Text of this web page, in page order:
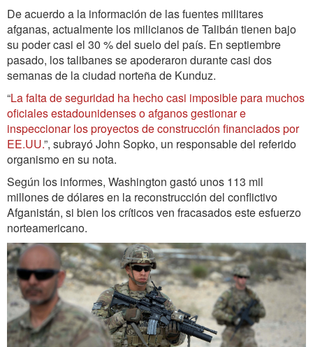
De acuerdo a la información de las fuentes militares
afganas, actualmente los milicianos de Talibán tienen bajo
su poder casi el 30 % del suelo del país. En septiembre
pasado, los talibanes se apoderaron durante casi dos
semanas de la ciudad norteña de Kunduz.
“La falta de seguridad ha hecho casi imposible para muchos
oficiales estadounidenses o afganos gestionar e
inspeccionar los proyectos de construcción financiados por
EE.UU.”, subrayó John Sopko, un responsable del referido
organismo en su nota.
Según los informes, Washington gastó unos 113 mil
millones de dólares en la reconstrucción del conflictivo
Afganistán, si bien los críticos ven fracasados este esfuerzo
norteamericano.